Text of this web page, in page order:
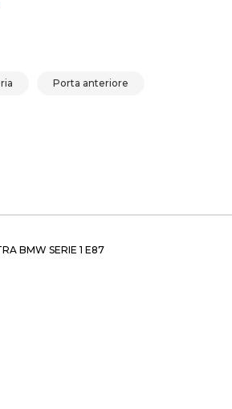
Porta anteriore
BMW SERIE 1 E87